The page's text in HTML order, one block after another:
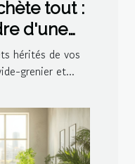
tout :
d'une
hérités de vos
grenier et...